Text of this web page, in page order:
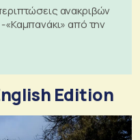
ανακριβών
από την
Edition